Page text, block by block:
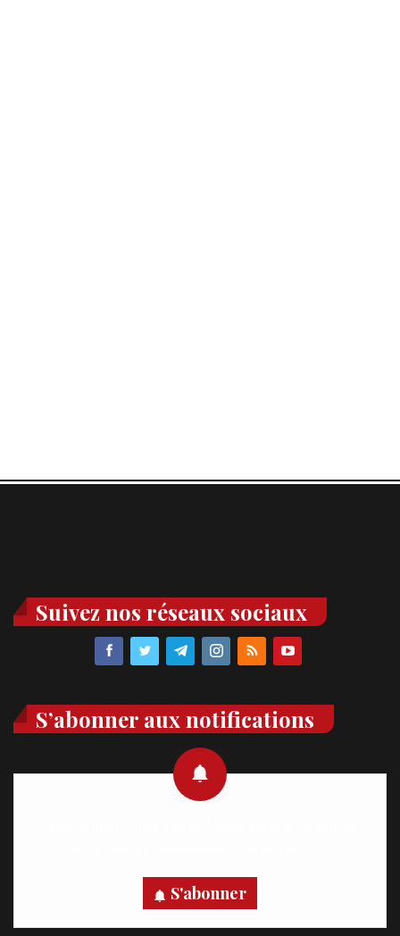
Suivez nos réseaux sociaux
S’abonner aux notifications
S'abonner